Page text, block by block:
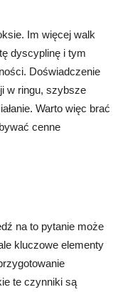
Im więcej walk
dyscyplinę i tym
Doświadczenie
w ringu, szybsze
Warto więc brać
cenne
na to pytanie może
kluczowe elementy
te czynniki są